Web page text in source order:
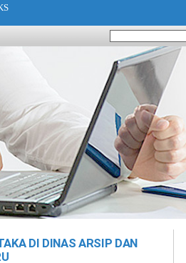
DI DINAS ARSIP DAN